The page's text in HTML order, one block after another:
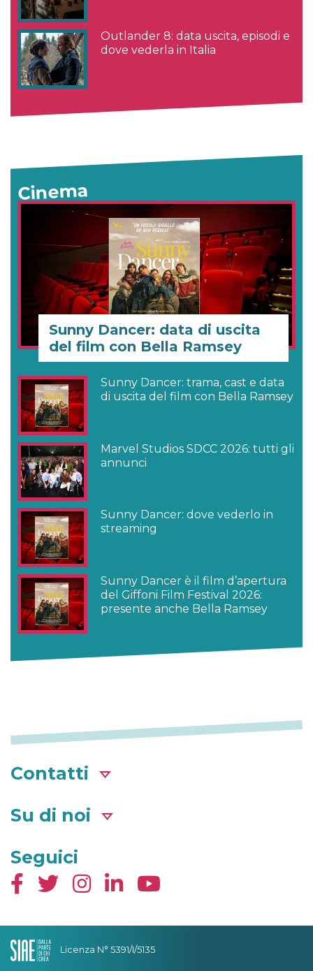
Outlander 8: data uscita, episodi e
dove vederla in Italia
Cinema
Sunny Dancer: data di uscita
del film con Bella Ramsey
Sunny Dancer: trama, cast e data
di uscita del film con Bella Ramsey
Marvel Studios SDCC 2026: tutti gli
annunci
Sunny Dancer: dove vederlo in
streaming
Sunny Dancer è il film d’apertura
del Giffoni Film Festival 2026:
presente anche Bella Ramsey
Contatti
Su di noi
Seguici
Licenza N° 5391/I/5135